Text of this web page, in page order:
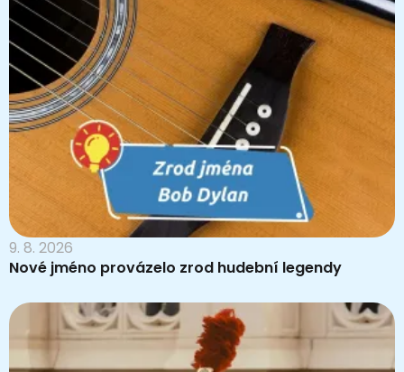
9. 8. 2026
Nové jméno provázelo zrod hudební legendy